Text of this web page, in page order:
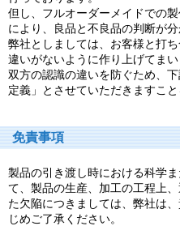
但し、フルオーダーメイドでの
により、良品と不良品の判断が
弊社としましては、お客様と打
違いがないように作り上げてまい
双方の認識の違いを防ぐため、
定義」とさせていただきますこと
免責事項
製品の引き渡し時における科学
て、製品の生産、加工の工程上
た欠陥につきましては、弊社は
じめご了承ください。